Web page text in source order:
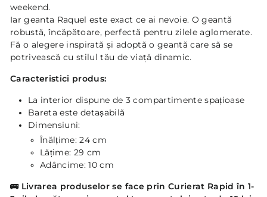
weekend.
Iar geanta Raquel este exact ce ai nevoie. O geantă
robustă, încăpătoare, perfectă pentru zilele aglomerate.
Fă o alegere inspirată şi adoptă o geantă care să se
potrivească cu stilul tău de viaţă dinamic.
Caracteristici produs:
La interior dispune de 3 compartimente spațioase
Bareta este detașabilă
Dimensiuni:
Înălțime: 24 cm
Lățime: 29 cm
Adâncime: 10 cm
🚌 Livrarea produselor se face prin Curierat Rapid în 1-